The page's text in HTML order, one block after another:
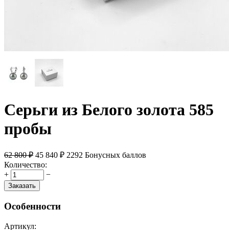
Серьги из Белого золота 585
пробы
62 800 ₽ 45 840 ₽ 2292 Бонусных баллов
Количество:
+
−
Заказать
Особенности
Артикул: